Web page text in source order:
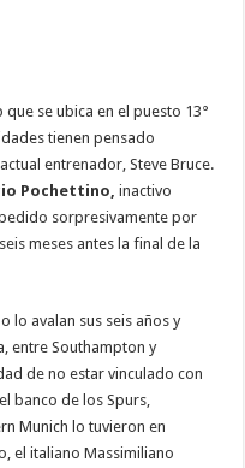
se ubica en el puesto 13°
tienen pensado
entrenador, Steve Bruce.
Pochettino,inactivo
sorpresivamente por
meses antes la final de la
lo avalan sus seis años y
entre Southampton y
de no estar vinculado con
banco de los Spurs,
Munich lo tuvieron en
el italiano Massimiliano